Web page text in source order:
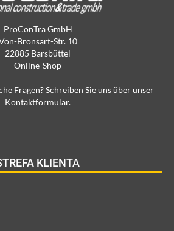
ProConTra GmbH
Bronsart-Str. 10
22885 Barsbüttel
Online-Shop
Fragen? Schreiben Sie uns über unser
Kontaktformular.
KLIENTA